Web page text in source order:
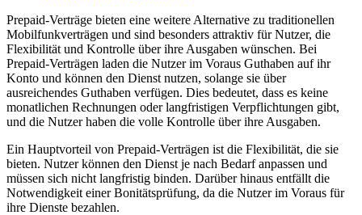
Prepaid-Verträge bieten eine weitere Alternative zu traditionellen
Mobilfunkverträgen und sind besonders attraktiv für Nutzer, die
Flexibilität und Kontrolle über ihre Ausgaben wünschen. Bei
Prepaid-Verträgen laden die Nutzer im Voraus Guthaben auf ihr
Konto und können den Dienst nutzen, solange sie über
ausreichendes Guthaben verfügen. Dies bedeutet, dass es keine
monatlichen Rechnungen oder langfristigen Verpflichtungen gibt,
und die Nutzer haben die volle Kontrolle über ihre Ausgaben.
Ein Hauptvorteil von Prepaid-Verträgen ist die Flexibilität, die sie
bieten. Nutzer können den Dienst je nach Bedarf anpassen und
müssen sich nicht langfristig binden. Darüber hinaus entfällt die
Notwendigkeit einer Bonitätsprüfung, da die Nutzer im Voraus für
ihre Dienste bezahlen.